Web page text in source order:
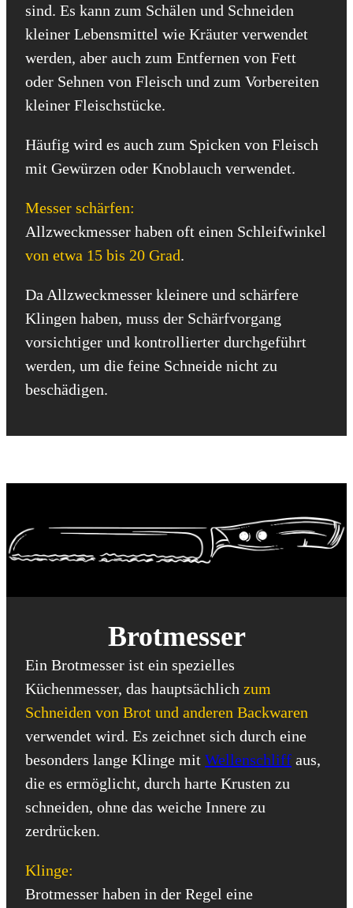
sind. Es kann zum Schälen und Schneiden
kleiner Lebensmittel wie Kräuter verwendet
werden, aber auch zum Entfernen von Fett
oder Sehnen von Fleisch und zum Vorbereiten
kleiner Fleischstücke.
Häufig wird es auch zum Spicken von Fleisch
mit Gewürzen oder Knoblauch verwendet.
Messer schärfen:
Allzweckmesser haben oft einen Schleifwinkel
von etwa 15 bis 20 Grad.
Da Allzweckmesser kleinere und schärfere
Klingen haben, muss der Schärfvorgang
vorsichtiger und kontrollierter durchgeführt
werden, um die feine Schneide nicht zu
beschädigen.
Brotmesser
Ein Brotmesser ist ein spezielles
Küchenmesser, das hauptsächlich zum
Schneiden von Brot und anderen Backwaren
verwendet wird. Es zeichnet sich durch eine
besonders lange Klinge mit Wellenschliff aus,
die es ermöglicht, durch harte Krusten zu
schneiden, ohne das weiche Innere zu
zerdrücken.
Klinge:
Brotmesser haben in der Regel eine